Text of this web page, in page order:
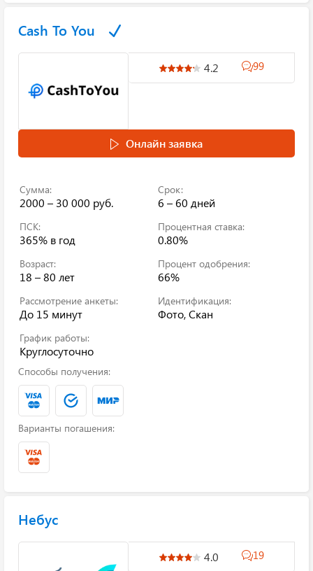
Cash To You
4.2 99
Онлайн заявка
Сумма:
2000 – 30 000 руб.
Срок:
6 – 60 дней
ПСК:
365% в год
Процентная ставка:
0.80%
Возраст:
18 – 80 лет
Процент одобрения:
66%
Рассмотрение анкеты:
До 15 минут
Идентификация:
Фото, Скан
График работы:
Круглосуточно
Способы получения:
Варианты погашения:
Небус
4.0 19